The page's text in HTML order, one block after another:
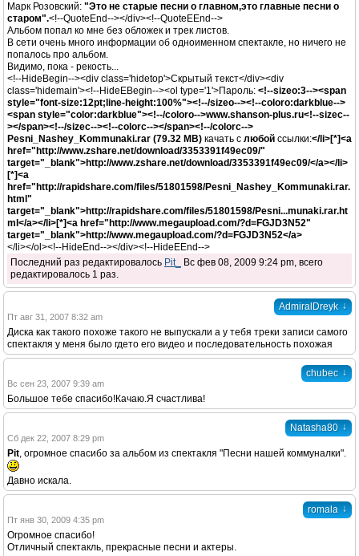
Марк Розовский: "Это не старые песни о главном,это главные песни о
старом".<!--QuoteEnd--></div><!--QuoteEEnd-->
Альбом попал ко мне без обложек и трек листов.
В сети очень много информации об одноименном спектакле, но ничего не
попалось про альбом.
Видимо, пока - рекость...
<!--HideBegin--><div class='hidetop'>Скрытый текст</div><div
class='hidemain'><!--HideEBegin--><ol type='1'>Пароль: <!--sizeo:3--><span
style="font-size:12pt;line-height:100%"><!--/sizeo--><!--coloro:darkblue-->
<span style="color:darkblue"><!--/coloro-->www.shanson-plus.ru<!--sizec--
></span><!--/sizec--><!--colorc--></span><!--/colorc-->
Pesni_Nashey_Kommunaki.rar (79.32 MB) качать с любой ссылки:</li>[*]<a
href="http://www.zshare.net/download/3353391f49ec09/"
target="_blank">http://www.zshare.net/download/3353391f49ec09/</a></li>
[*]<a
href="http://rapidshare.com/files/51801598/Pesni_Nashey_Kommunaki.rar.
html"
target="_blank">http://rapidshare.com/files/51801598/Pesni...munaki.rar.ht
ml</a></li>[*]<a href="http://www.megaupload.com/?d=FGJD3N52"
target="_blank">http://www.megaupload.com/?d=FGJD3N52</a>
</li></ol><!--HideEnd--></div><!--HideEEnd-->
Последний раз редактировалось Pit_
Вс фев 08, 2009 9:24 pm, всего
редактировалось 1 раз.
AdmiralDreyk ↓
Пт авг 31, 2007 8:32 am
Диска как такого похоже такого не выпускали а у тебя треки записи самого
спектакля у меня было гдето его видео и последовательность похожая
chubec ↓
Вс сен 23, 2007 9:39 am
Большое тебе спасибо!Качаю.Я счастлива!
Natasha80 ↓
Сб дек 22, 2007 8:29 pm
Pit, огромное спасибо за альбом из спектакля "Песни нашей коммуналки".
Давно искала.
romala ↓
Пт янв 30, 2009 4:35 pm
Огромное спасибо!
Отличный спектакль, прекрасные песни и актеры.